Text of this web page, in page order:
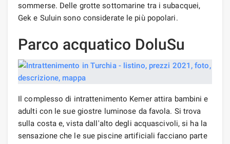
sommerse. Delle grotte sottomarine tra i subacquei,
Gek e Suluin sono considerate le più popolari.
Parco acquatico DoluSu
Il complesso di intrattenimento Kemer attira bambini e
adulti con le sue giostre luminose da favola. Si trova
sulla costa e, vista dall'alto degli acquascivoli, si ha la
sensazione che le sue piscine artificiali facciano parte